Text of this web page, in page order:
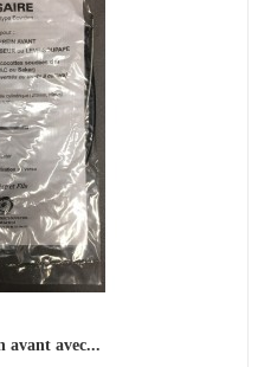
avant avec...